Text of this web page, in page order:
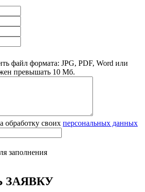
файл формата: JPG, PDF, Word или
превышать 10 Мб.
обработку своих персональных данных
заполнения